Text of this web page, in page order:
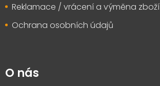
Reklamace / vrácení a výměna zboží
Ochrana osobních údajů
O nás